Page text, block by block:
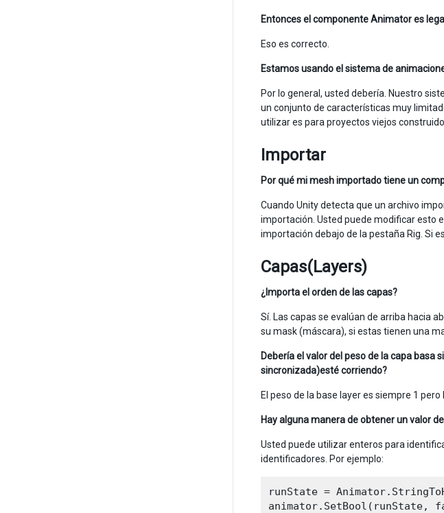
Entonces el componente Animator es
Eso es correcto.
Estamos usando el sistema de
Por lo general, usted debería. Nuestro
un conjunto de características muy
utilizar es para proyectos viejos
Importar
Por qué mi mesh importado tiene un
Cuando Unity detecta que un archivo
importación. Usted puede modificar esto
importación debajo de la pestaña Rig. Si
Capas(Layers)
¿Importa el orden de las capas?
Sí. Las capas se evalúan de arriba hacia
su mask (máscara), si estas tienen una
Debería el valor del peso de la capa
sincronizada)esté corriendo?
El peso de la base layer es siempre 1
Hay alguna manera de obtener un valor
Usted puede utilizar enteros para
identificadores. Por ejemplo:
runState =
animator.SetBool(runState,